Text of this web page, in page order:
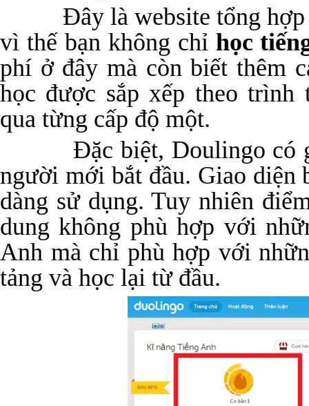
Đây là website tổng hợp
vì thế bạn không chỉ học
phí ở đây mà còn biết thêm
học được sắp xếp theo
qua từng cấp độ một.
Đặc biệt, Doulingo có
người mới bắt đầu. Giao diện
dàng sử dụng. Tuy nhiên
dung không phù hợp với
Anh mà chỉ phù hợp với
tảng và học lại từ đầu.